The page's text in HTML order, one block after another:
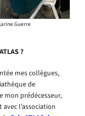
Guerre
?
mes collègues,
de
mon prédécesseur,
l’association